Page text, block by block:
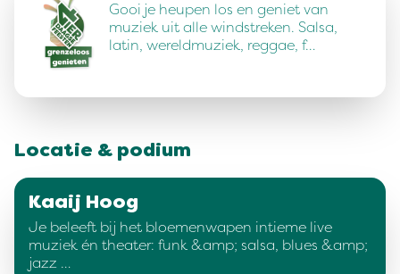
Gooi je heupen los en geniet van
muziek uit alle windstreken. Salsa,
latin, wereldmuziek, reggae, f…
Locatie & podium
Kaaij Hoog
Je beleeft bij het bloemenwapen intieme live
muziek én theater: funk &amp; salsa, blues &amp;
jazz …